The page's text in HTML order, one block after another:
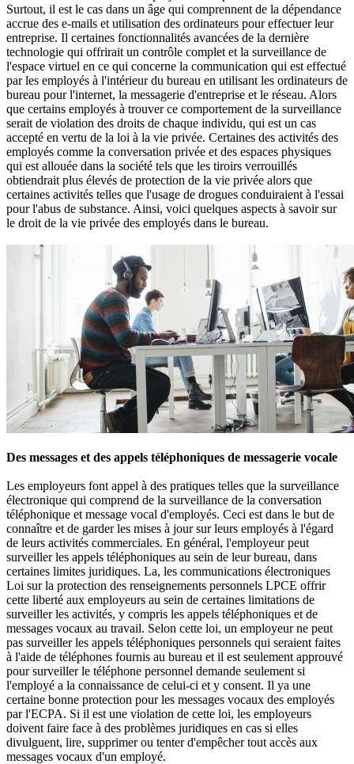
Surtout, il est le cas dans un âge qui comprennent de la dépendance
accrue des e-mails et utilisation des ordinateurs pour effectuer leur
entreprise. Il certaines fonctionnalités avancées de la dernière
technologie qui offrirait un contrôle complet et la surveillance de
l'espace virtuel en ce qui concerne la communication qui est effectué
par les employés à l'intérieur du bureau en utilisant les ordinateurs de
bureau pour l'internet, la messagerie d'entreprise et le réseau. Alors
que certains employés à trouver ce comportement de la surveillance
serait de violation des droits de chaque individu, qui est un cas
accepté en vertu de la loi à la vie privée. Certaines des activités des
employés comme la conversation privée et des espaces physiques
qui est allouée dans la société tels que les tiroirs verrouillés
obtiendrait plus élevés de protection de la vie privée alors que
certaines activités telles que l'usage de drogues conduiraient à l'essai
pour l'abus de substance. Ainsi, voici quelques aspects à savoir sur
le droit de la vie privée des employés dans le bureau.
Des messages et des appels téléphoniques de messagerie vocale
Les employeurs font appel à des pratiques telles que la surveillance
électronique qui comprend de la surveillance de la conversation
téléphonique et message vocal d'employés. Ceci est dans le but de
connaître et de garder les mises à jour sur leurs employés à l'égard
de leurs activités commerciales. En général, l'employeur peut
surveiller les appels téléphoniques au sein de leur bureau, dans
certaines limites juridiques. La, les communications électroniques
Loi sur la protection des renseignements personnels LPCE offrir
cette liberté aux employeurs au sein de certaines limitations de
surveiller les activités, y compris les appels téléphoniques et de
messages vocaux au travail. Selon cette loi, un employeur ne peut
pas surveiller les appels téléphoniques personnels qui seraient faites
à l'aide de téléphones fournis au bureau et il est seulement approuvé
pour surveiller le téléphone personnel demande seulement si
l'employé a la connaissance de celui-ci et y consent. Il ya une
certaine bonne protection pour les messages vocaux des employés
par l'ECPA. Si il est une violation de cette loi, les employeurs
doivent faire face à des problèmes juridiques en cas si elles
divulguent, lire, supprimer ou tenter d'empêcher tout accès aux
messages vocaux d'un employé.